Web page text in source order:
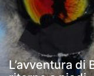
L’avventura di